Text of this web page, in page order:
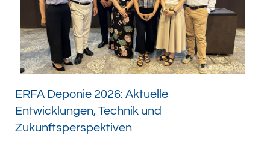
ERFA Deponie 2026: Aktuelle
Entwicklungen, Technik und
Zukunftsperspektiven